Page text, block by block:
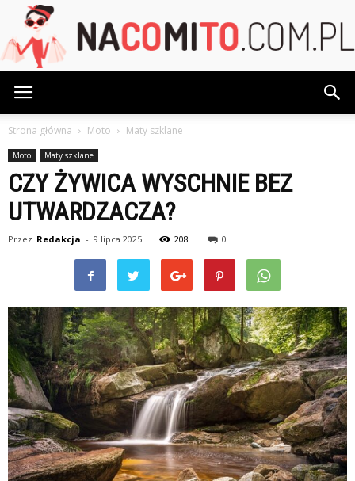
Strona główna Moto Maty szklane
Moto Maty szklane
CZY ŻYWICA WYSCHNIE BEZ
UTWARDZACZA?
Przez Redakcja - 9 lipca 2025 208 0